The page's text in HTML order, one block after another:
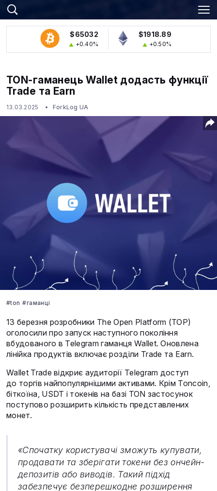
$65032
+0.40%
$1918.89
+0.50%
TON-гаманець Wallet додасть функції
Trade та Earn
13.03.2025 ForkLog UA
#ton #гаманці
13 березня розробники The Open Platform (TOP)
оголосили про запуск наступного покоління
вбудованого в Telegram гаманця Wallet. Оновлена
лінійка продуктів включає розділи Trade та Earn.
Wallet Trade відкриє аудиторії Telegram доступ
до торгів найпопулярнішими активами. Крім Toncoin,
біткоїна, USDT і токенів на базі TON застосунок
поступово розширить кількість представлених
монет.
«Спочатку користувачі зможуть купувати,
продавати та зберігати токени без ончейн-
депозитів або виводів. Такий підхід
забезпечує безперешкодне розширення